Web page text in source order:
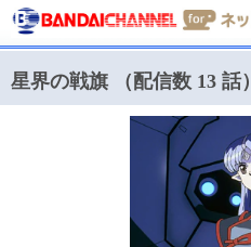
星界の戦旗 （配信数 13 話）